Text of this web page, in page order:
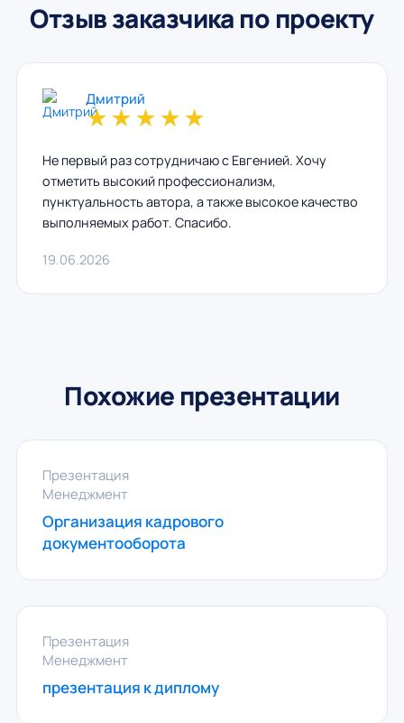
Отзыв заказчика по проекту
Дмитрий
★★★★★
Не первый раз сотрудничаю с Евгенией. Хочу
отметить высокий профессионализм,
пунктуальность автора, а также высокое качество
выполняемых работ. Спасибо.
19.06.2026
Похожие презентации
Презентация
Менеджмент
Организация кадрового
документооборота
Презентация
Менеджмент
презентация к диплому